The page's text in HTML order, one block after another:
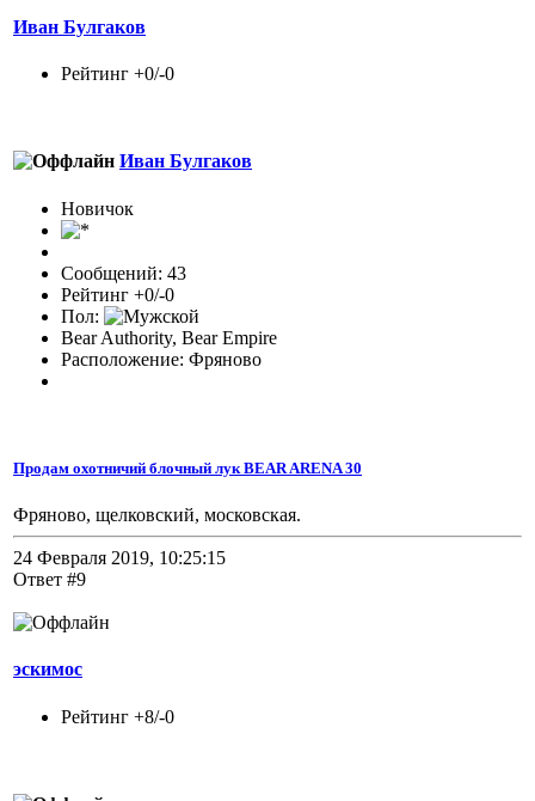
Иван Булгаков
Рейтинг +0/-0
Иван Булгаков
Новичок
Сообщений: 43
Рейтинг +0/-0
Пол:
Bear Authority, Bear Empire
Расположение: Фряново
Продам охотничий блочный лук BEAR ARENA 30
Фряново, щелковский, московская.
24 Февраля 2019, 10:25:15
Ответ #9
эскимос
Рейтинг +8/-0